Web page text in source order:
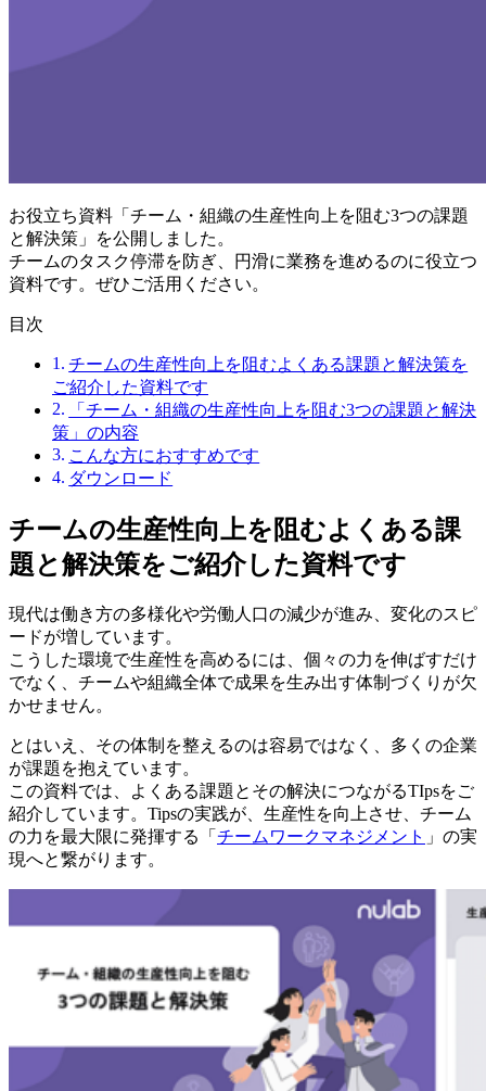
お役立ち資料「チーム・組織の生産性向上を阻む3つの課題
と解決策」を公開しました。
チームのタスク停滞を防ぎ、円滑に業務を進めるのに役立つ
資料です。ぜひご活用ください。
目次
チームの生産性向上を阻むよくある課題と解決策を
ご紹介した資料です
「チーム・組織の生産性向上を阻む3つの課題と解決
策」の内容
こんな方におすすめです
ダウンロード
チームの生産性向上を阻むよくある課
題と解決策をご紹介した資料です
現代は働き方の多様化や労働人口の減少が進み、変化のスピ
ードが増しています。
こうした環境で生産性を高めるには、個々の力を伸ばすだけ
でなく、チームや組織全体で成果を生み出す体制づくりが欠
かせません。
とはいえ、その体制を整えるのは容易ではなく、多くの企業
が課題を抱えています。
この資料では、よくある課題とその解決につながるTIpsをご
紹介しています。Tipsの実践が、生産性を向上させ、チーム
の力を最大限に発揮する「 チームワークマネジメント 」の実
現へと繋がります。